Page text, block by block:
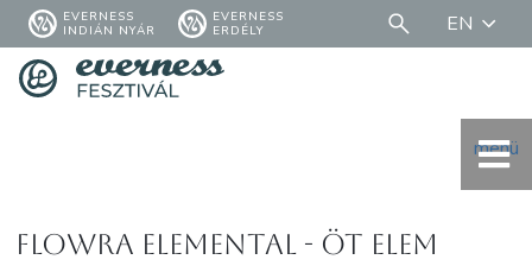
EVERNESS
INDIÁN NYÁR
EVERNESS
ERDÉLY
EN
menü
FLOWRA Elemental - Öt elem